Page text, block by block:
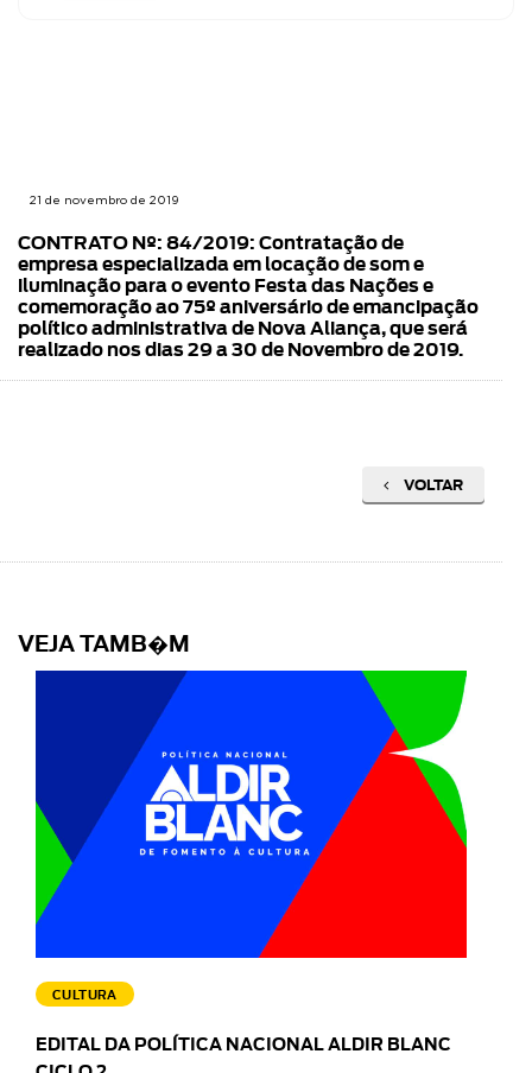
21 de novembro de 2019
CONTRATO Nº: 84/2019: Contratação de
empresa especializada em locação de som e
iluminação para o evento Festa das Nações e
comemoração ao 75º aniversário de emancipação
político administrativa de Nova Aliança, que será
realizado nos dias 29 a 30 de Novembro de 2019.
VOLTAR
VEJA TAMB�M
CULTURA
EDITAL DA POLÍTICA NACIONAL ALDIR BLANC